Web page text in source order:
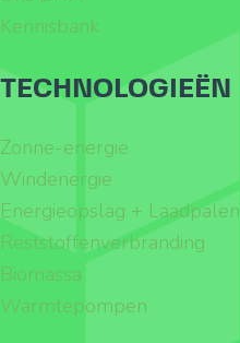
Kennisbank
TECHNOLOGIEËN
Zonne-energie
Windenergie
Energieopslag + Laadpalen
Reststoffenverbranding
Biomassa
Warmtepompen